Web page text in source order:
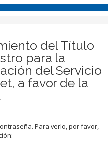
del Título
para la
del Servicio
a favor de la
Para verlo, por favor,